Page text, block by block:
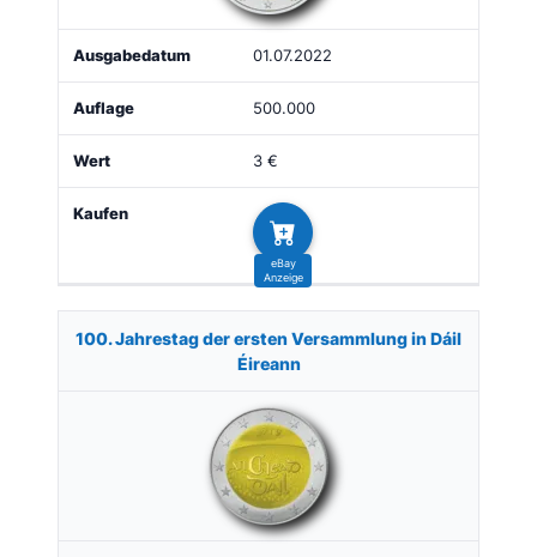
01.07.2022
500.000
3 €
100. Jahrestag der ersten Versammlung in Dáil
Éireann